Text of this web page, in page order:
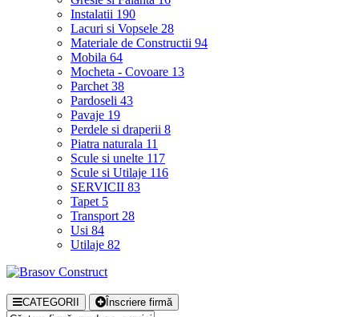
Instalatii 190
Lacuri si Vopsele 28
Materiale de Constructii 94
Mobila 64
Mocheta - Covoare 13
Parchet 38
Pardoseli 43
Pavaje 19
Perdele si draperii 8
Piatra naturala 11
Scule si unelte 117
Scule si Utilaje 116
SERVICII 83
Tapet 5
Transport 28
Usi 84
Utilaje 82
CATEGORII Înscriere firmă